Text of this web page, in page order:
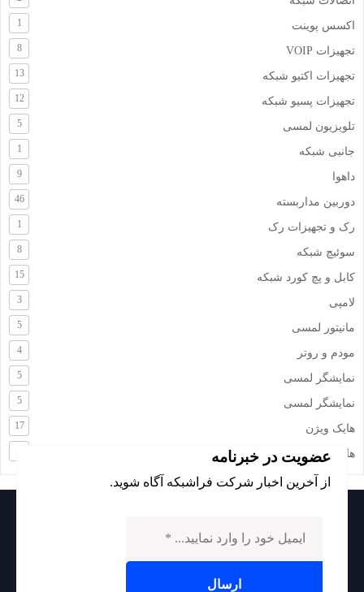
اکسس پوینت 1
تجهیزات VOIP 8
تجهیزات اکتیو شبکه 13
تجهیزات پسیو شبکه 12
تلویزیون لمسی 5
جانبی شبکه 1
داهوا 9
دوربین مداربسته 46
رک و تجهیزات رک 1
سوئیچ شبکه 8
کابل و پچ کورد شبکه 15
لامپی 3
مانیتور لمسی 5
مودم و روتر 4
نمایشگر لمسی 5
نمایشگر لمسی 5
هایک ویژن 17
هایلوکعضویت در خبرنامه
از آخرین اخبار شرکت فراشبکه آگاه شوید.